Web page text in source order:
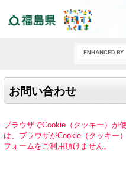
お問い合わせ
ブラウザでCookie（クッキー）が
は、ブラウザがCookie（クッキー
フォームをご利用頂けません。